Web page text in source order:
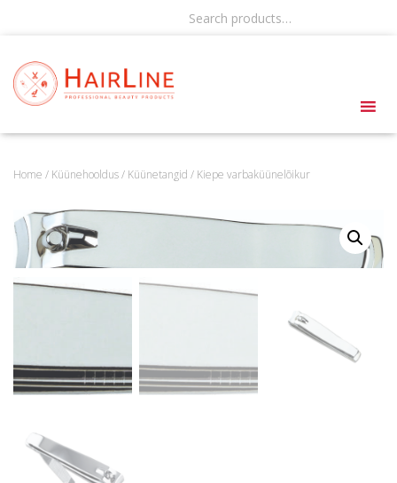
Search products…
Home / Küünehooldus/ Küünetangid / Kiepe varbaküünelõikur